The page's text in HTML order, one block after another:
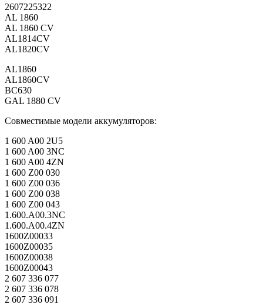
2607225322
AL 1860
AL 1860 CV
AL1814CV
AL1820CV
AL1860
AL1860CV
BC630
GAL 1880 CV
Совместимые модели аккумуляторов:
1 600 A00 2U5
1 600 A00 3NC
1 600 A00 4ZN
1 600 Z00 030
1 600 Z00 036
1 600 Z00 038
1 600 Z00 043
1.600.A00.3NC
1.600.A00.4ZN
1600Z00033
1600Z00035
1600Z00038
1600Z00043
2 607 336 077
2 607 336 078
2 607 336 091